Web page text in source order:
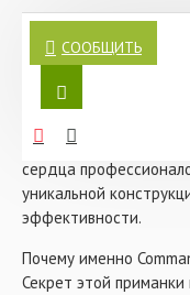
СООБЩИТЬ
Силиконовая
Brown Sugar — это не
настоящий ключ к
рыбалке, которая
появления в 2018
сердца
уникальной
эффективности.
Почему именно
Секрет этой приманки